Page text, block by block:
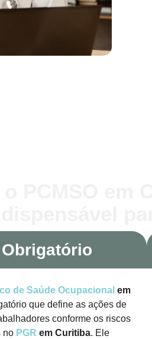
de Saúde Ocupacional em
que define as ações de
conforme os riscos
no PGR em Curitiba. Ele